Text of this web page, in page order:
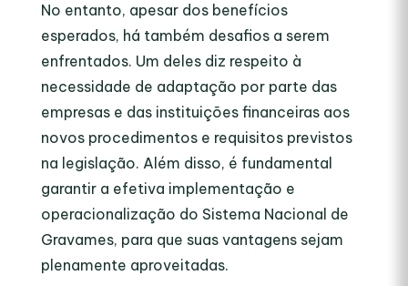
No entanto, apesar dos benefícios
esperados, há também desafios a serem
enfrentados. Um deles diz respeito à
necessidade de adaptação por parte das
empresas e das instituições financeiras aos
novos procedimentos e requisitos previstos
na legislação. Além disso, é fundamental
garantir a efetiva implementação e
operacionalização do Sistema Nacional de
Gravames, para que suas vantagens sejam
plenamente aproveitadas.